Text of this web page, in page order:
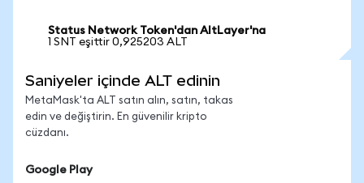
Status Network Token'dan AltLayer'na
1 SNT eşittir 0,925203 ALT
Saniyeler içinde ALT edinin
MetaMask'ta ALT satın alın, satın, takas
edin ve değiştirin. En güvenilir kripto
cüzdanı.
Google Play